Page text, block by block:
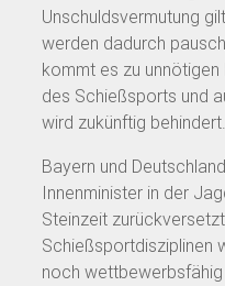
Unschuldsvermutung
werden dadurch
kommt es zu unnötigen
des Schießsports und
wird zukünftig behindert.
Bayern und
Innenminister in der
Steinzeit
Schießsportdisziplinen
noch